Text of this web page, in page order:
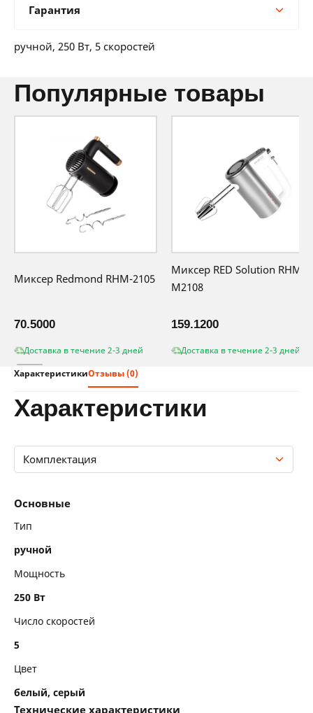
12 мес:6 BYN/мес
36 мес:2 BYN/мес
Гарантия
12 месяцев официальной гарантии от
ручной, 250 Вт, 5 скоростей
популярные товары
Миксер Redmond RHM-2105
70.5000
Доставка в течение 2-3 дней
Миксер RED Solution RHM-
M2108
159.1200
Доставка в течение 2-3 дней
ХарактеристикиОтзывы (0)
характеристики
Комплектация
Технические характеристики
Комплектация
Основные
Тип
ручной
Мощность
250 Вт
Число скоростей
5
Цвет
белый, серый
Технические характеристики